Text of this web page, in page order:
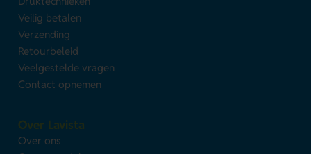
Veilig betalen
Verzending
Retourbeleid
Veelgestelde vragen
Contact opnemen
Over Lavista
Over ons